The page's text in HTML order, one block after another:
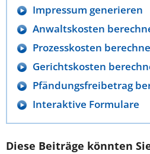
Impressum generieren
Anwaltskosten
Prozesskosten
Gerichtskosten
Pfändungsfreibetrag
Interaktive Formulare
Diese Beiträge könnten